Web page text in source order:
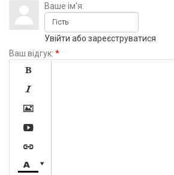
Ваше ім'я:
Увійти або зареєструватися
Ваш відгук: *






